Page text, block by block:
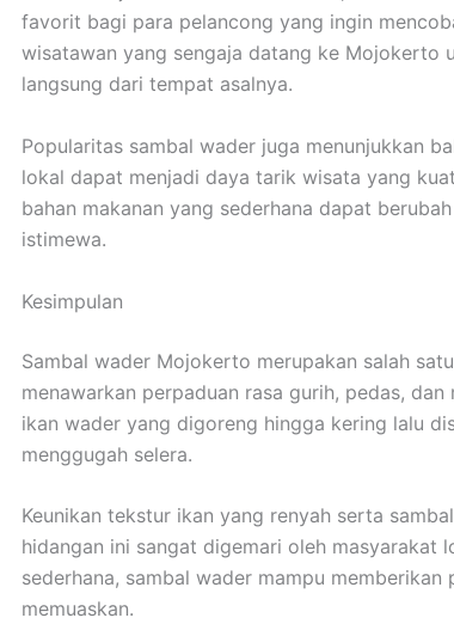
favorit bagi para pelancong yang ingin
wisatawan yang sengaja datang ke Mojokerto
langsung dari tempat asalnya.
Popularitas sambal wader juga menunjukkan
lokal dapat menjadi daya tarik wisata yang
bahan makanan yang sederhana dapat
istimewa.
Kesimpulan
Sambal wader Mojokerto merupakan salah
menawarkan perpaduan rasa gurih, pedas,
ikan wader yang digoreng hingga kering lalu
menggugah selera.
Keunikan tekstur ikan yang renyah serta
hidangan ini sangat digemari oleh masyarakat
sederhana, sambal wader mampu memberikan
memuaskan.